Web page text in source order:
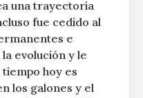
una trayectoria
fue cedido al
e
evolución y le
hoy es
los galones y el